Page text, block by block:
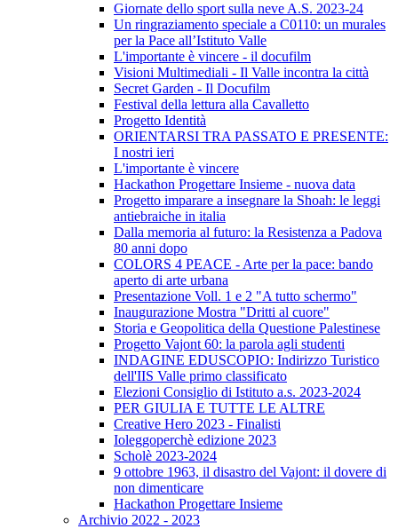
Giornate dello sport sulla neve A.S. 2023-24
Un ringraziamento speciale a C0110: un murales
per la Pace all’Istituto Valle
L'importante è vincere - il docufilm
Visioni Multimediali - Il Valle incontra la città
Secret Garden - Il Docufilm
Festival della lettura alla Cavalletto
Progetto Identità
ORIENTARSI TRA PASSATO E PRESENTE:
I nostri ieri
L'importante è vincere
Hackathon Progettare Insieme - nuova data
Progetto imparare a insegnare la Shoah: le leggi
antiebraiche in italia
Dalla memoria al futuro: la Resistenza a Padova
80 anni dopo
COLORS 4 PEACE - Arte per la pace: bando
aperto di arte urbana
Presentazione Voll. 1 e 2 "A tutto schermo"
Inaugurazione Mostra "Dritti al cuore"
Storia e Geopolitica della Questione Palestinese
Progetto Vajont 60: la parola agli studenti
INDAGINE EDUSCOPIO: Indirizzo Turistico
dell'IIS Valle primo classificato
Elezioni Consiglio di Istituto a.s. 2023-2024
PER GIULIA E TUTTE LE ALTRE
Creative Hero 2023 - Finalisti
Ioleggoperchè edizione 2023
Scholè 2023-2024
9 ottobre 1963, il disastro del Vajont: il dovere di
non dimenticare
Hackathon Progettare Insieme
Archivio 2022 - 2023